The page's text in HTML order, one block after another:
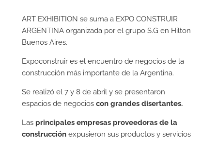
ART EXHIBITION se suma a EXPO CONSTRUIR
ARGENTINA organizada por el grupo S.G en Hilton
Buenos Aires.
Expoconstruir es el encuentro de negocios de la
construcción más importante de la Argentina.
Se realizó el 7 y 8 de abril y se presentaron
espacios de negocios con grandes disertantes.
Las principales empresas proveedoras de la
construcciónexpusieron sus productos y servicios